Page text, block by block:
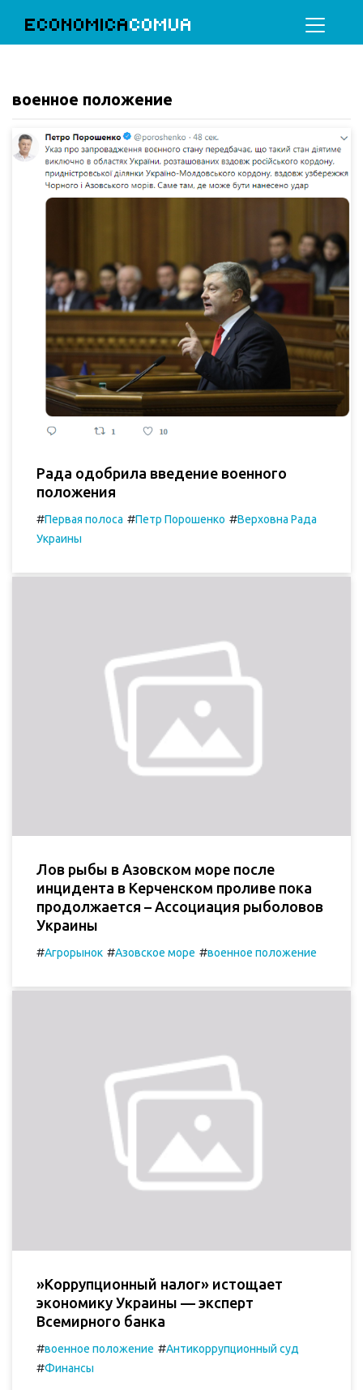
ECONOMICACOMUA
военное положение
Рада одобрила введение военного
положения
#Первая полоса #Петр Порошенко #Верховна Рада
Украины
Лов рыбы в Азовском море после
инцидента в Керченском проливе пока
продолжается – Ассоциация рыболовов
Украины
#Агрорынок #Азовское море #военное положение
»Коррупционный налог» истощает
экономику Украины — эксперт
Всемирного банка
#военное положение #Антикоррупционный суд
#Финансы